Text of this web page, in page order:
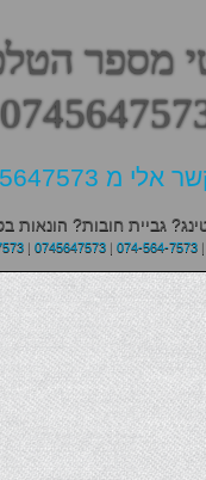
מספר
מ 074-5647573?
גביית חובות? הונאות
| 0745647573| 074-564-7573|